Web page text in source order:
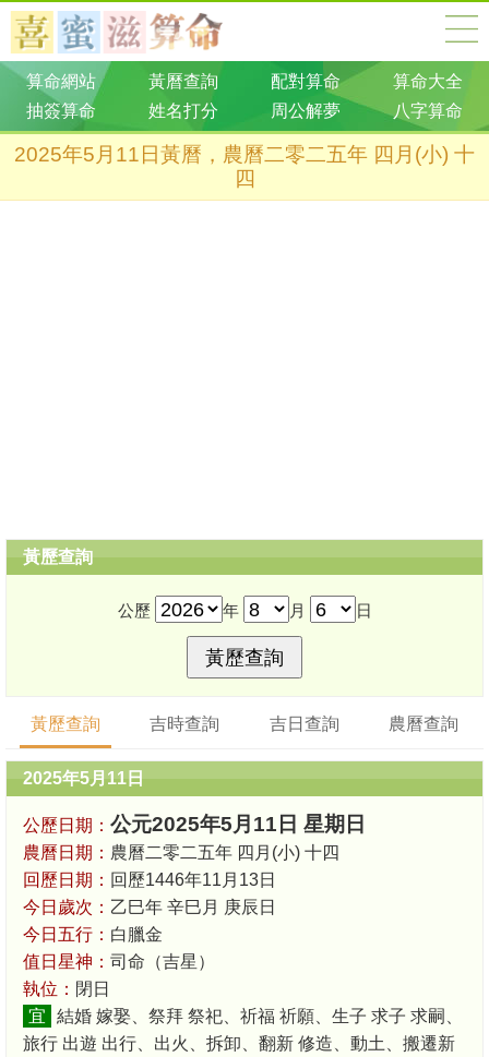
算命網站 黃曆查詢 配對算命
算命大全
抽簽算命
姓名打分 周公解夢 八字算命
2025年5月11日黃曆，農曆二零二五年 四月(小) 十
四
黃歷查詢
公歷 年 月 日
黃歷查詢 吉時查詢 吉日查詢 農曆查詢
2025年5月11日
公歷日期： 公元2025年5月11日 星期日
農曆日期： 農曆二零二五年 四月(小) 十四
回歷日期： 回歷1446年11月13日
今日歲次： 乙巳年 辛巳月 庚辰日
今日五行： 白臘金
值日星神： 司命（吉星）
執位： 閉日
宜
結婚 嫁娶、祭拜 祭祀、祈福 祈願、生子 求子 求嗣、
旅行 出遊 出行、出火、拆卸、翻新 修造、動土、搬遷新